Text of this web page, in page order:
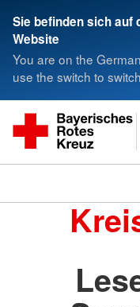
Sie befinden sich auf
Website
You are on the
use the switch to